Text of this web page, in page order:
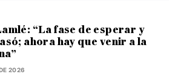
“La fase de esperar y
ahora hay que venir a la
2026